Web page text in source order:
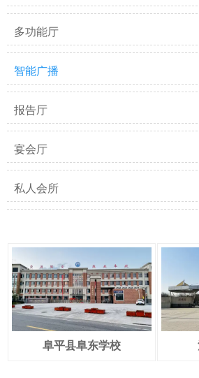
多功能厅
智能广播
报告厅
宴会厅
私人会所
阜平县阜东学校